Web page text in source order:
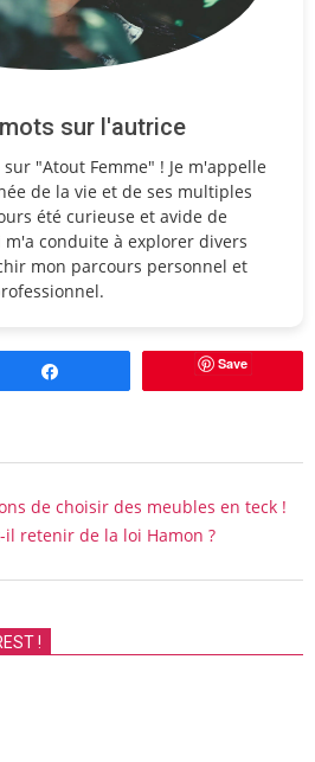
sur l'autrice
"Atout Femme" ! Je m'appelle
de la vie et de ses multiples
été curieuse et avide de
m'a conduite à explorer divers
mon parcours personnel et
Save
de choisir des meubles en teck !
il retenir de la loi Hamon ?
!